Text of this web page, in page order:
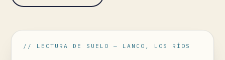
// LECTURA DE SUELO — LANCO, LOS RÍOS